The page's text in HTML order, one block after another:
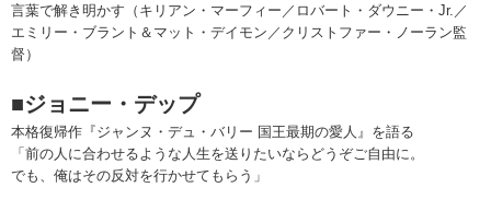
言葉で解き明かす（キリアン・マーフィー／ロバート・ダウニー・Jr.／
エミリー・ブラント＆マット・デイモン／クリストファー・ノーラン監
督）
■ジョニー・デップ
本格復帰作『ジャンヌ・デュ・バリー 国王最期の愛人』を語る
「前の人に合わせるような人生を送りたいならどうぞご自由に。
でも、俺はその反対を行かせてもらう」